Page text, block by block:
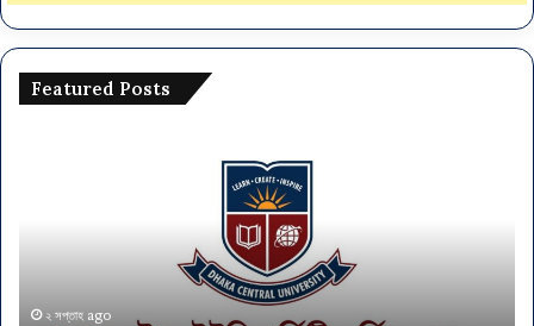
Featured Posts
চয়েস২ সপ্তাহ ago